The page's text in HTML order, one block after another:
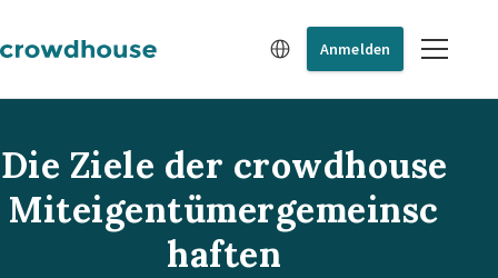
Anmelden
Die Ziele der crowdhouse
Miteigentümergemeinsc
haften